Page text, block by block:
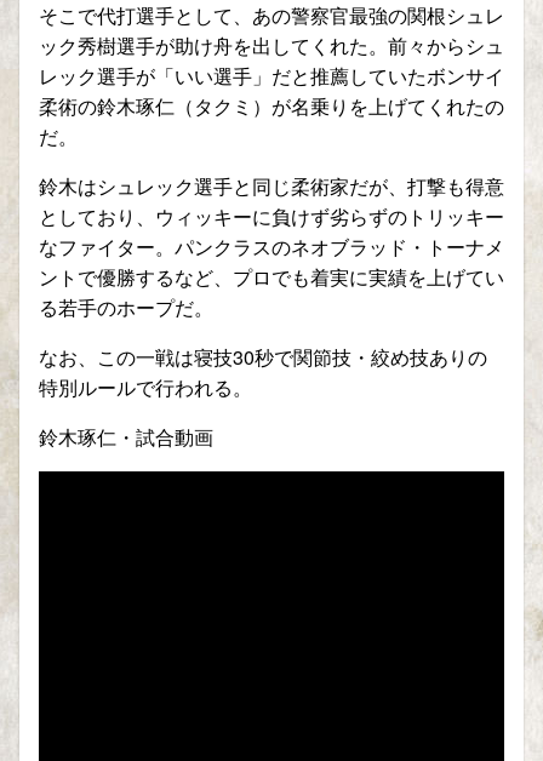
そこで代打選手として、あの警察官最強の関根シュレ
ック秀樹選手が助け舟を出してくれた。前々からシュ
レック選手が「いい選手」だと推薦していたボンサイ
柔術の鈴木琢仁（タクミ）が名乗りを上げてくれたの
だ。
鈴木はシュレック選手と同じ柔術家だが、打撃も得意
としており、ウィッキーに負けず劣らずのトリッキー
なファイター。パンクラスのネオブラッド・トーナメ
ントで優勝するなど、プロでも着実に実績を上げてい
る若手のホープだ。
なお、この一戦は寝技30秒で関節技・絞め技ありの
特別ルールで行われる。
鈴木琢仁・試合動画